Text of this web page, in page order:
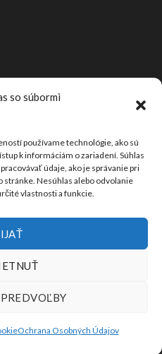
so súbormi
používame technológie, ako sú
k informáciám o zariadení. Súhlas
údaje, ako je správanie pri
stránke. Nesúhlas alebo odvolanie
vlastnosti a funkcie.
Ochrana Osobných Údajov